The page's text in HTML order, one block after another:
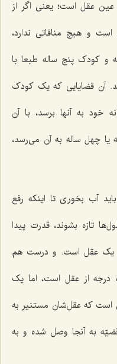
عقل است؛ یعنی اگر از
و هیچ منافاتی ندارد،
و کودک پنج ساله طبعا با
آن قضایایی که یک کودک
خود به آنها برسد، با آن
یا چهل ساله به آن می‌رسد،
آب بخوری تا اینکه رفع
تازه بشوند، قدرت پیدا
یک عقل است. و درست هم
از عقل است، اما یک
است که عقل‌شان مستنیر به
به آنجا وصل شده و به